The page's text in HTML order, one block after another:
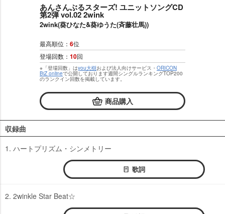
あんさんぶるスターズ! ユニットソングCD
第2弾 vol.02 2wink
2wink(葵ひなた&葵ゆうた(斉藤壮馬))
最高順位： 6位
登場回数： 10回
※「登場回数」はyou大樹および法人向けサービス・ ORICON
BiZ onlineで公開しております週間シングルランキングTOP200
のランクイン回数を掲載しています。
商品購入
収録曲
1. ハートプリズム・シンメトリー
歌詞
2. 2winkle Star Beat☆